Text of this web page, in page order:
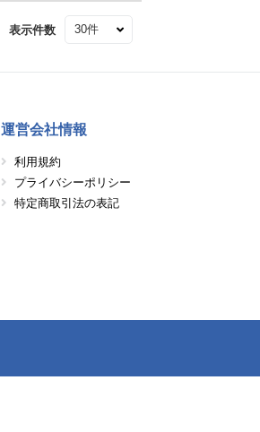
表示件数
運営会社情報
利用規約
プライバシーポリシー
特定商取引法の表記